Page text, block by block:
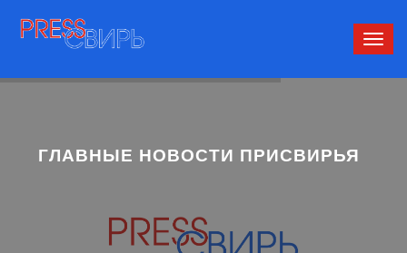
ГЛАВНЫЕ НОВОСТИ ПРИСВИРЬЯ